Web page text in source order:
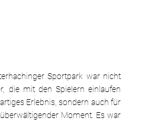
Sportpark war nicht
die mit den Spielern einlaufen
Erlebnis, sondern auch für
Moment. Es war